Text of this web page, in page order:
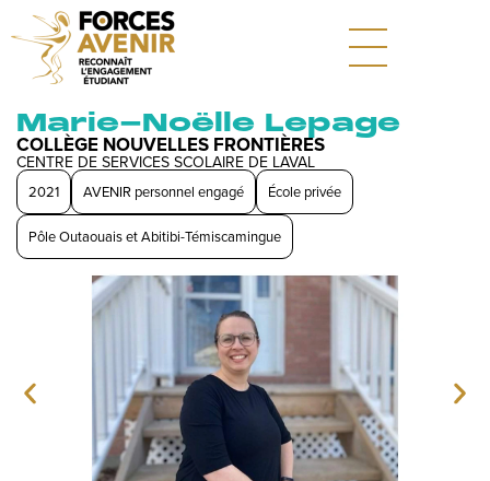
Marie-Noëlle Lepage
COLLÈGE NOUVELLES FRONTIÈRES
CENTRE DE SERVICES SCOLAIRE DE LAVAL
2021 AVENIR personnel engagé École privée
Pôle Outaouais et Abitibi-Témiscamingue